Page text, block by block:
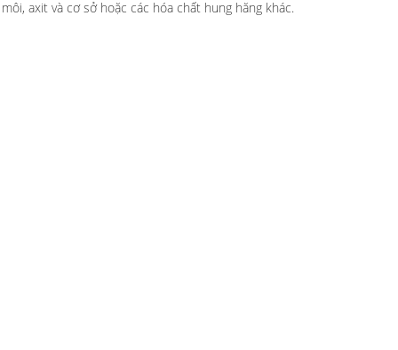
axit và cơ sở hoặc các hóa chất hung hăng khác.